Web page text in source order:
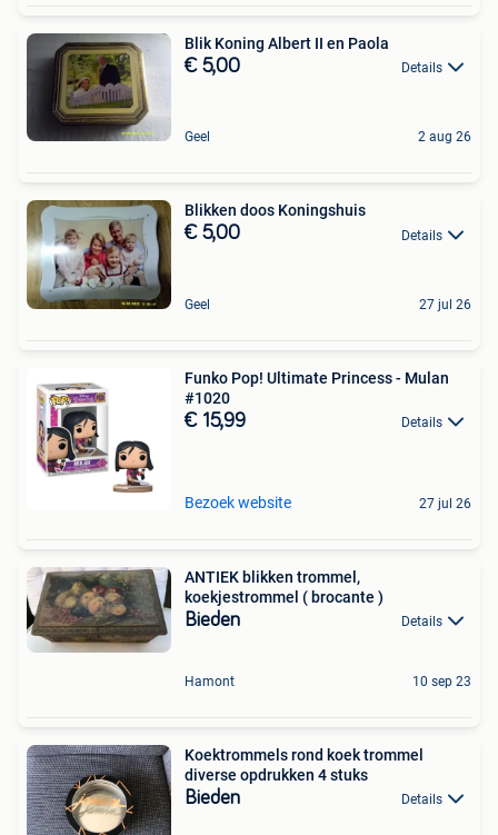
Blik Koning Albert II en Paola
€ 5,00 Details
Geel 2 aug 26
Blikken doos Koningshuis
€ 5,00 Details
Geel 27 jul 26
Funko Pop! Ultimate Princess - Mulan
#1020
€ 15,99 Details
Bezoek website 27 jul 26
ANTIEK blikken trommel,
koekjestrommel ( brocante )
Bieden Details
Hamont 10 sep 23
Koektrommels rond koek trommel
diverse opdrukken 4 stuks
Bieden Details